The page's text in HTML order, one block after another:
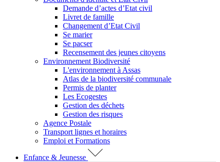
Demande d’actes d’Etat civil
Livret de famille
Changement d’Etat Civil
Se marier
Se pacser
Recensement des jeunes citoyens
Environnement Biodiversité
L'environnement à Assas
Atlas de la biodiversité communale
Permis de planter
Les Ecogestes
Gestion des déchets
Gestion des risques
Agence Postale
Transport lignes et horaires
Emploi et Formations
Enfance & Jeunesse